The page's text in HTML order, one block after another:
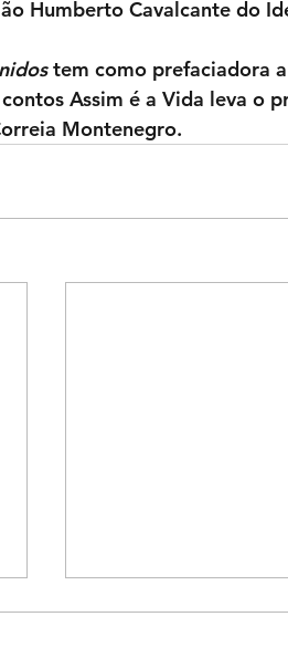
Humberto Cavalcante do
tem como prefaciadora
Assim é a Vida leva o
Montenegro.